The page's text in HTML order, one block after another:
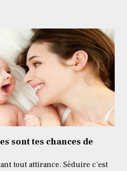
sont tes chances de
tout attirance. Séduire c’est